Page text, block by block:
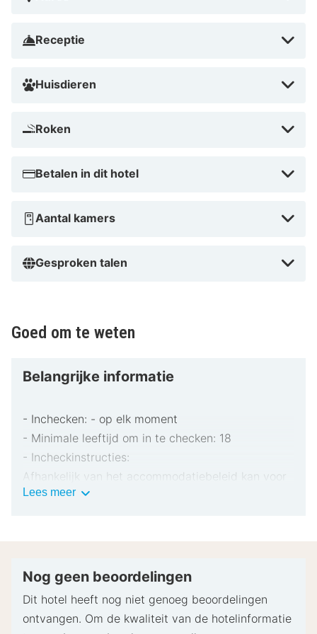
Receptie
Huisdieren
Roken
Betalen in dit hotel
Aantal kamers
Gesproken talen
Goed om te weten
Belangrijke informatie
- Inchecken: - op elk moment
- Minimale leeftijd om in te checken: 18
- Incheckinstructies:
Afhankelijk van het accommodatiebeleid kan voor
extra personen een toeslag in rekening worden
pinpas of borgsom in contanten te verstrekken
Speciale verzoeken worden onder voorbehoud van
beschikbaarheid bij het inchecken ingewilligd.
Lees meerBelangrijke
Nog geen beoordelingen
Dit hotel heeft nog niet genoeg beoordelingen
ontvangen. Om de kwaliteit van de hotelinformatie